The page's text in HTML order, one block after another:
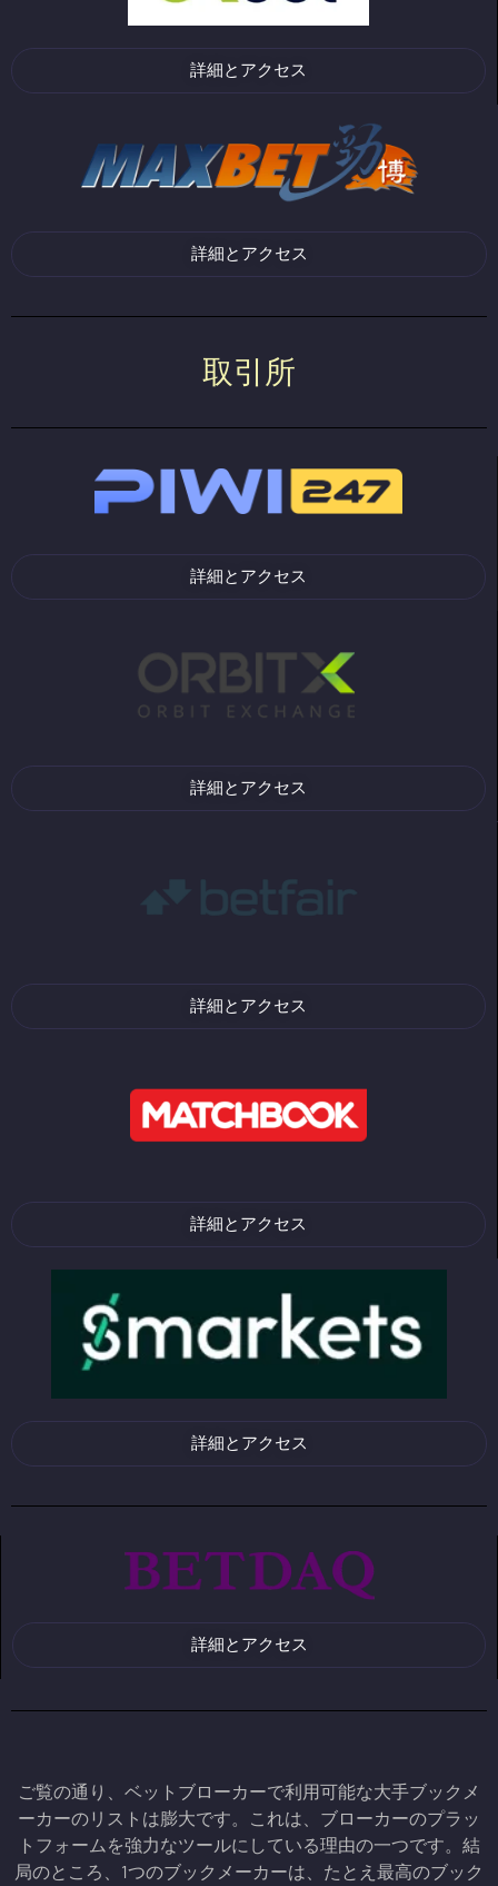
詳細とアクセス
詳細とアクセス
取引所
詳細とアクセス
詳細とアクセス
詳細とアクセス
詳細とアクセス
詳細とアクセス
詳細とアクセス
ご覧の通り、ベットブローカーで利用可能な大手ブックメ
ーカーのリストは膨大です。これは、ブローカーのプラッ
トフォームを強力なツールにしている理由の一つです。結
局のところ、1つのブックメーカーは、たとえ最高のブック